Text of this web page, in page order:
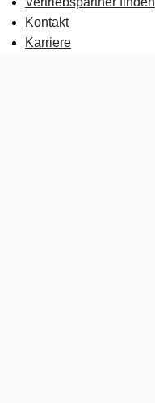
Kontakt
Karriere